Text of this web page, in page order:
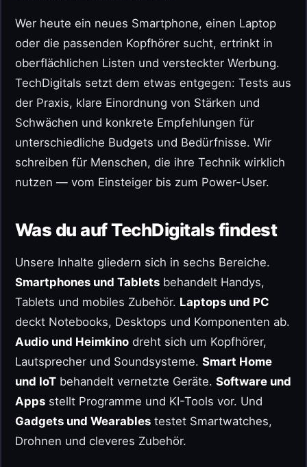
Wer heute ein neues Smartphone, einen Laptop
oder die passenden Kopfhörer sucht, ertrinkt in
oberflächlichen Listen und versteckter Werbung.
TechDigitals setzt dem etwas entgegen: Tests aus
der Praxis, klare Einordnung von Stärken und
Schwächen und konkrete Empfehlungen für
unterschiedliche Budgets und Bedürfnisse. Wir
schreiben für Menschen, die ihre Technik wirklich
nutzen — vom Einsteiger bis zum Power-User.
Was du auf TechDigitals findest
Unsere Inhalte gliedern sich in sechs Bereiche.
Smartphones und Tablets behandelt Handys,
Tablets und mobiles Zubehör. Laptops und PC
deckt Notebooks, Desktops und Komponenten ab.
Audio und Heimkino dreht sich um Kopfhörer,
Lautsprecher und Soundsysteme. Smart Home
und IoT behandelt vernetzte Geräte. Software und
Apps stellt Programme und KI-Tools vor. Und
Gadgets und Wearables testet Smartwatches,
Drohnen und cleveres Zubehör.